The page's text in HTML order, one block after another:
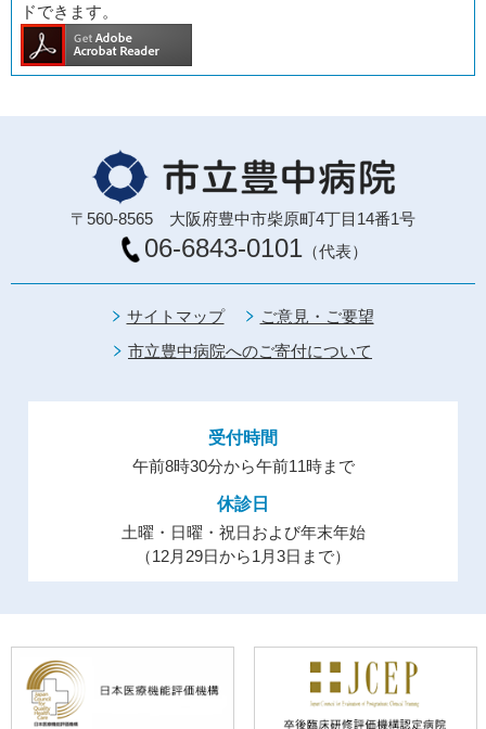
ドできます。
〒560-8565 大阪府豊中市柴原町4丁目14番1号
06-6843-0101（代表）
サイトマップ
ご意見・ご要望
市立豊中病院へのご寄付について
受付時間
午前8時30分から午前11時まで
休診日
土曜・日曜・祝日および年末年始
（12月29日から1月3日まで）